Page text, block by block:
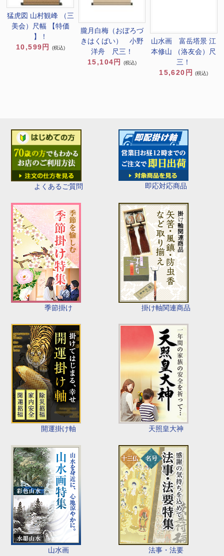
よくあるご質問 即応対応商品
季節掛け 掛け軸関連商品
開運掛け軸 天照皇大神
山水画 法事・法要
猛虎図 山村観峰 （三
美会）尺幅 【特価
】！
10,599円
(税込)
朧月白梅（おぼろづ
きはくばい） 小野
洋舟 尺三！
15,104円
(税込)
山水画 富岳塔景 江
本修山 （洛友会）尺
三！
15,620円
(税込)